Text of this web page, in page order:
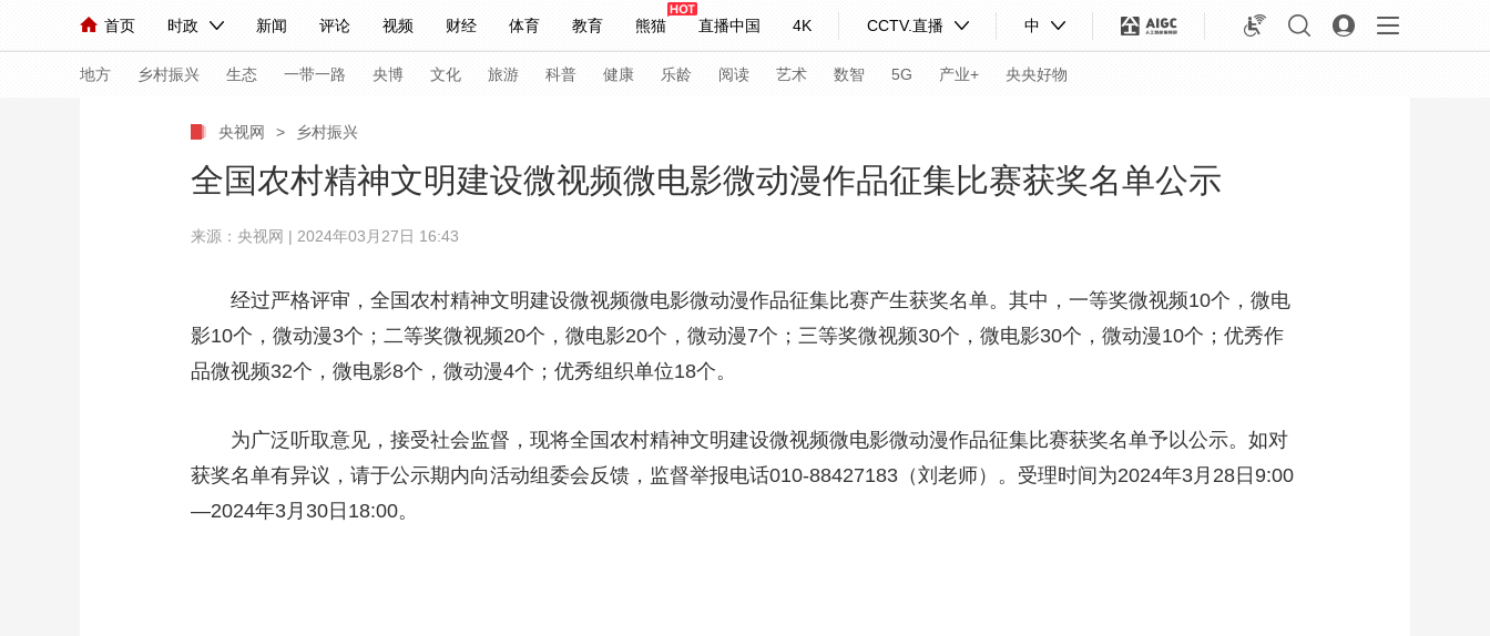
首页 时政 新闻 评论 视频 财经 体育 教育 熊猫 直播中国 4K CCTV.直播 中
人民领袖习近平 联播+ 中国领导人 央视快评 习式妙语 热解读 天天学习
直播 栏目大全 节目单 听音 微视频 主持人 下载央视影音
海外频道 iPanda English Монгол
地方 乡村振兴 生态 一带一路 央博 文化 旅游 科普 健康 乐龄 阅读 艺术 数智 5G 产业+ 央央好物
人民领袖习近平 联播+ 热解读 天天学习 习式妙语 央视快评 央视网评 光华锐评 锋面
小央视频 小央直播 直播中国 熊猫频道 VR/AR 4K专区 全景新闻
前线 比划 快看 蓝海中国 新兵请入列 人生第一次 人生第二次
竞猜 2026年世界杯 2026年冬奥会 CBA NBA 中超 国足 国际足球 网球 综合体育 亚冬会
CCTV奥林匹克频道 生活体育大会 体育江湖 文化体育 冰雪道路 足球道路
央视网 > 乡村振兴
全国农村精神文明建设微视频微电影微动漫作品征集比赛获奖名单公示
来源：央视网 | 2024年03月27日 16:43
经过严格评审，全国农村精神文明建设微视频微电影微动漫作品征集比赛产生获奖名单。其中，一等奖微视频10个，微电
影10个，微动漫3个；二等奖微视频20个，微电影20个，微动漫7个；三等奖微视频30个，微电影30个，微动漫10个；优秀作
品微视频32个，微电影8个，微动漫4个；优秀组织单位18个。
为广泛听取意见，接受社会监督，现将全国农村精神文明建设微视频微电影微动漫作品征集比赛获奖名单予以公示。如对
获奖名单有异议，请于公示期内向活动组委会反馈，监督举报电话010-88427183（刘老师）。受理时间为2024年3月28日9:00
—2024年3月30日18:00。